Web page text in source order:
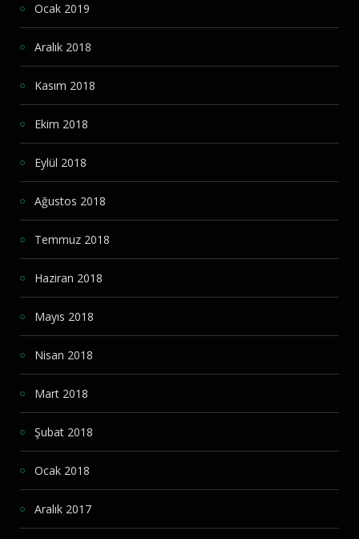
Ocak 2019
Aralık 2018
Kasım 2018
Ekim 2018
Eylül 2018
Ağustos 2018
Temmuz 2018
Haziran 2018
Mayıs 2018
Nisan 2018
Mart 2018
Şubat 2018
Ocak 2018
Aralık 2017